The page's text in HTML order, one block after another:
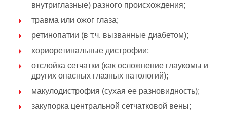
внутриглазные) разного происхождения;
травма или ожог глаза;
ретинопатии (в т.ч. вызванные диабетом);
хориоретинальные дистрофии;
отслойка сетчатки (как осложнение глаукомы и
других опасных глазных патологий);
макулодистрофия (сухая ее разновидность);
закупорка центральной сетчатковой вены;